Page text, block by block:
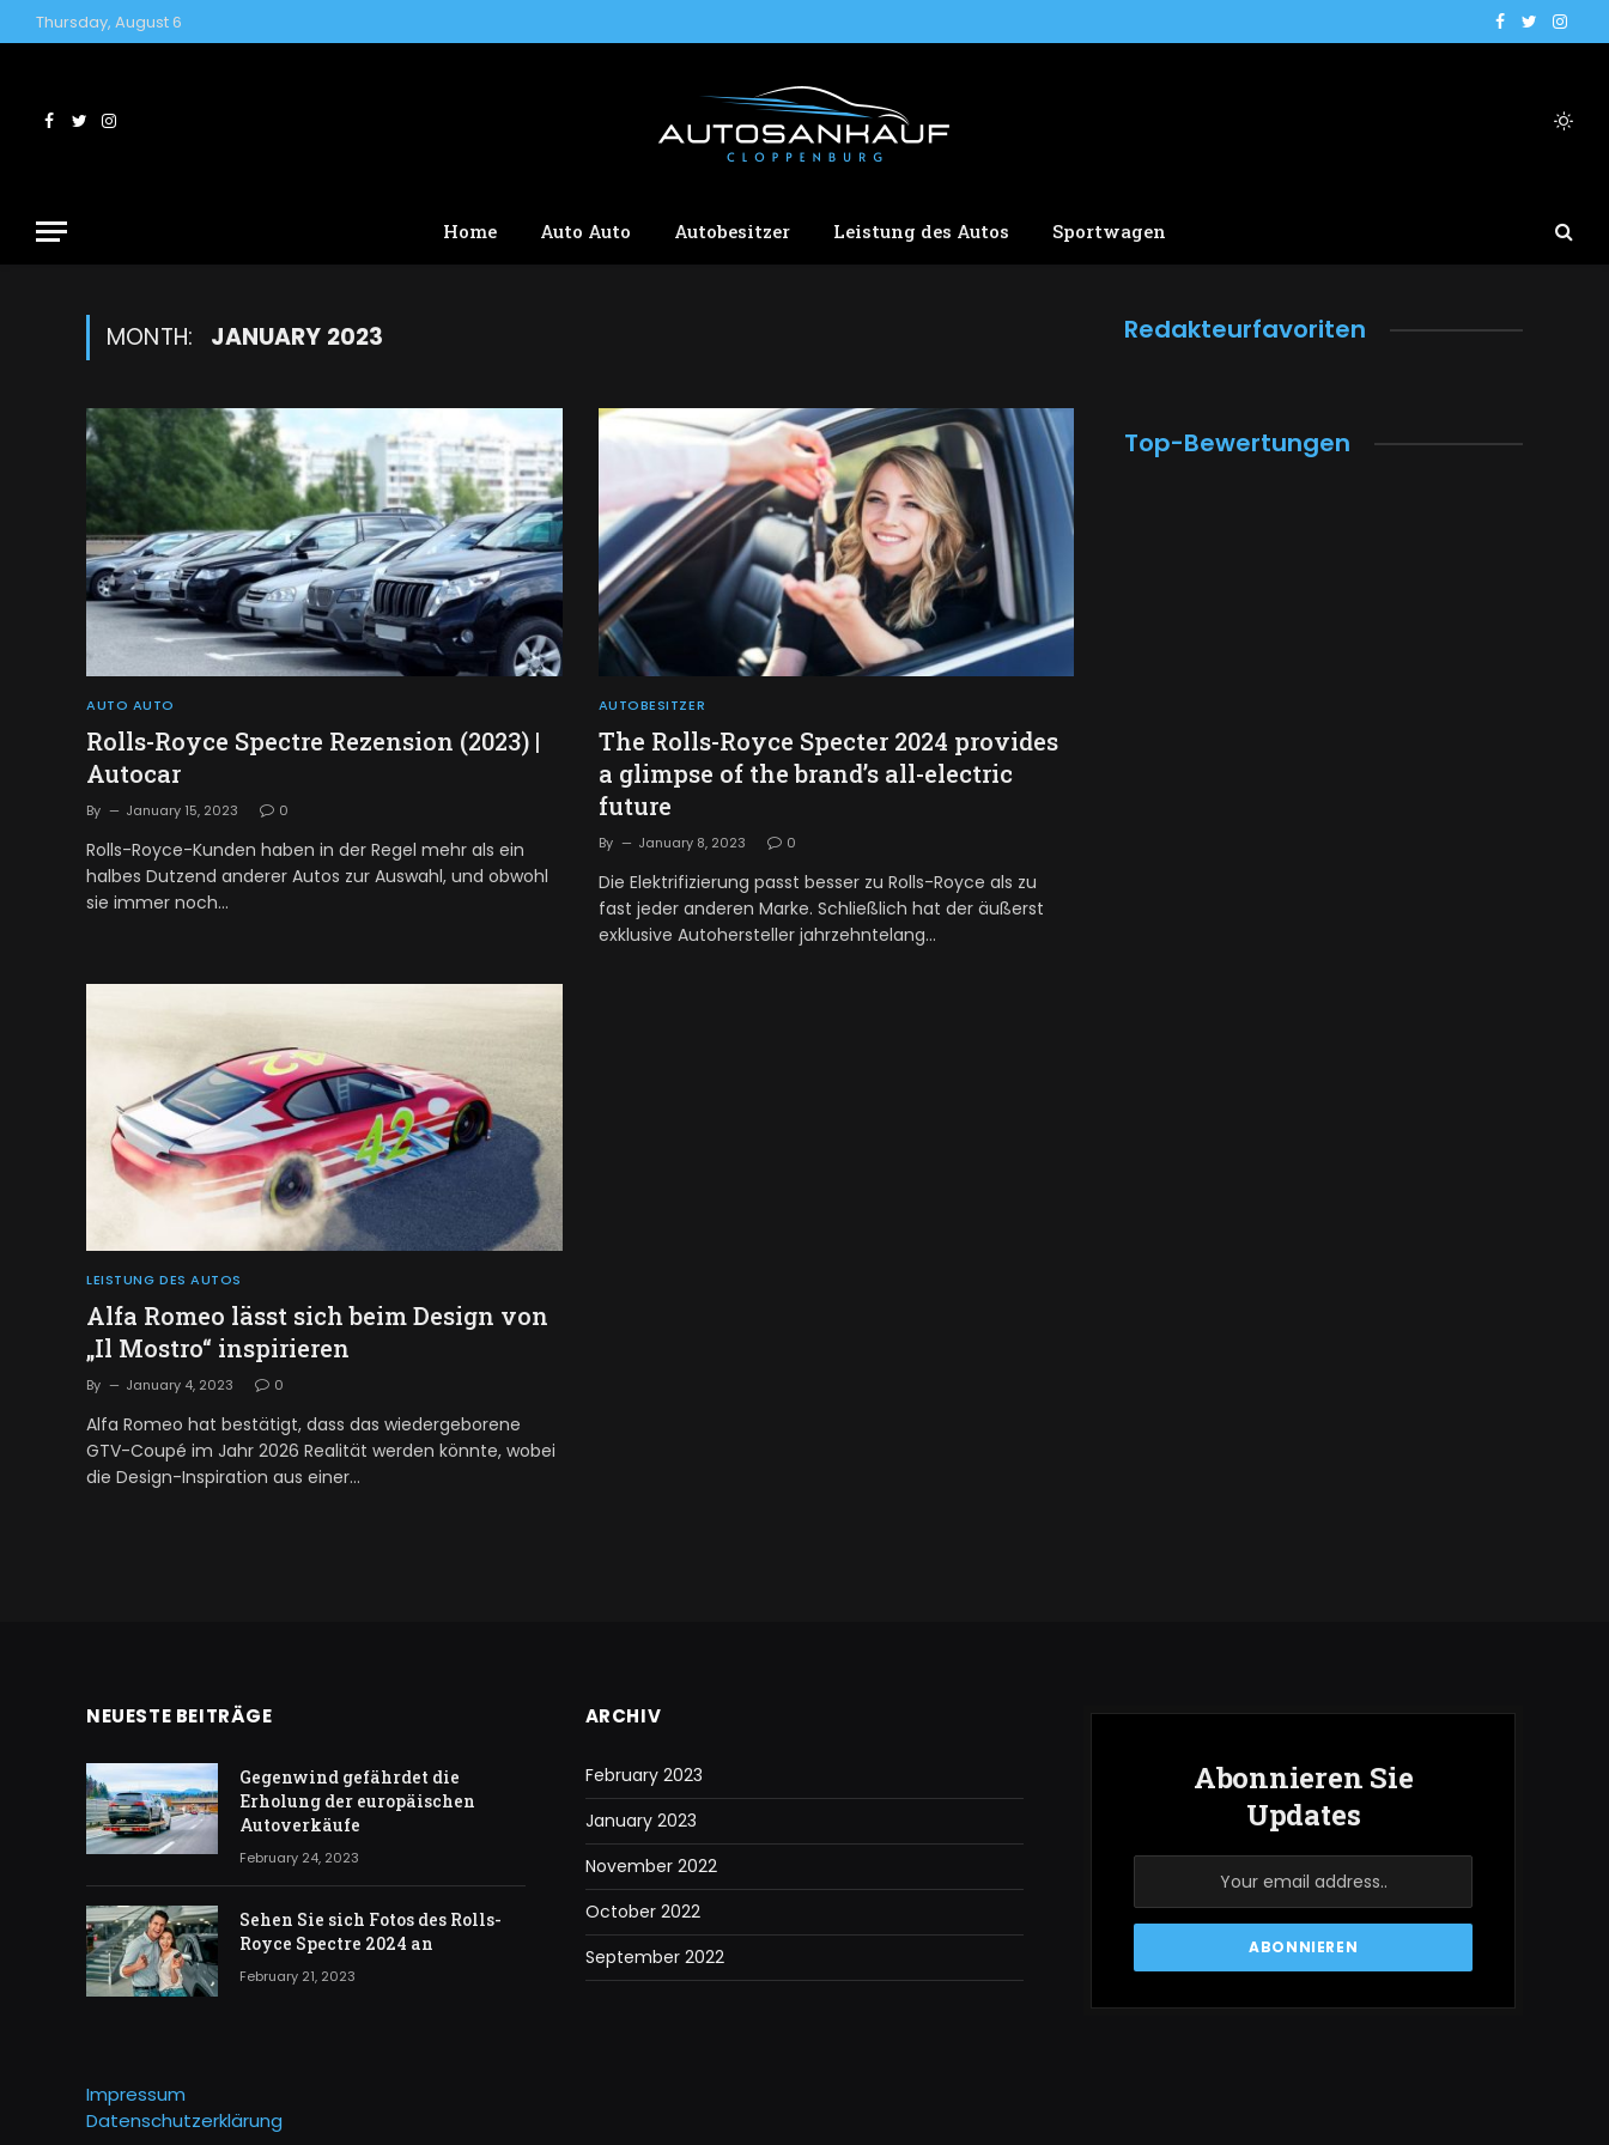
Thursday, August 6 Facebook
Twitter
Facebook
TwitterInstagram
Home Auto Auto Autobesitzer Leistung des Autos Sportwagen
MONTH: JANUARY 2023
AUTO AUTO
Rolls-Royce Spectre Rezension (2023) |
Autocar
By January 15, 2023 0
Rolls-Royce-Kunden haben in der Regel mehr als ein
halbes Dutzend anderer Autos zur Auswahl, und obwohl
sie immer noch…
AUTOBESITZER
The Rolls-Royce Specter 2024 provides
a glimpse of the brand’s all-electric
future
By January 8, 2023 0
Die Elektrifizierung passt besser zu Rolls-Royce als zu
fast jeder anderen Marke. Schließlich hat der äußerst
exklusive Autohersteller jahrzehntelang…
LEISTUNG DES AUTOS
Alfa Romeo lässt sich beim Design von
„Il Mostro“ inspirieren
By January 4, 2023 0
Alfa Romeo hat bestätigt, dass das wiedergeborene
GTV-Coupé im Jahr 2026 Realität werden könnte, wobei
die Design-Inspiration aus einer…
Redakteurfavoriten
Top-Bewertungen
NEUESTE BEITRÄGE
Gegenwind gefährdet die
Erholung der europäischen
Autoverkäufe
February 24, 2023
Sehen Sie sich Fotos des Rolls-
Royce Spectre 2024 an
February 21, 2023
ARCHIV
February 2023
January 2023
November 2022
October 2022
September 2022
Abonnieren Sie
Updates
Impressum
Datenschutzerklärung